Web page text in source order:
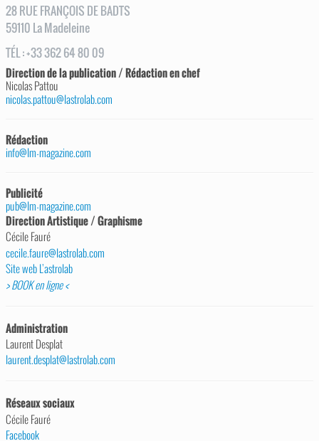
28RUEFRANÇOIS DE BADTS
59110 La Madeleine
TÉL:+33 362 64 80 09
Direction de la publication / Rédaction en chef
Nicolas Pattou
nicolas.pattou@lastrolab.com
Rédaction
info@lm-magazine.com
Publicité
pub@lm-magazine.com
Direction Artistique / Graphisme
Cécile Fauré
cecile.faure@lastrolab.com
Site web L’astrolab
> BOOK en ligne <
Administration
Laurent Desplat
laurent.desplat@lastrolab.com
Réseaux sociaux
Cécile Fauré
Facebook